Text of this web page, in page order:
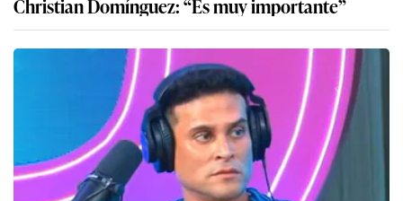
Christian Domínguez: “Es muy importante”